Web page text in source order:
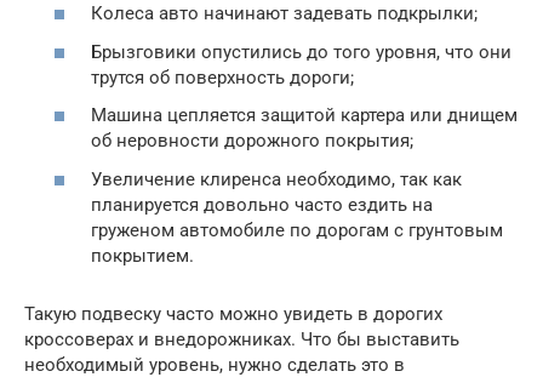
Колеса авто начинают задевать подкрылки;
Брызговики опустились до того уровня, что они
трутся об поверхность дороги;
Машина цепляется защитой картера или днищем
об неровности дорожного покрытия;
Увеличение клиренса необходимо, так как
планируется довольно часто ездить на
груженом автомобиле по дорогам с грунтовым
покрытием.
Такую подвеску часто можно увидеть в дорогих
кроссоверах и внедорожниках. Что бы выставить
необходимый уровень, нужно сделать это в